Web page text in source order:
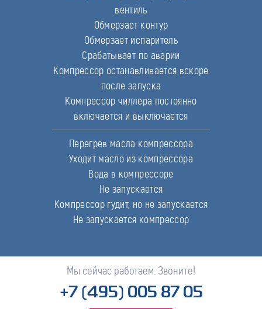
вентиль
Обмерзает контур
Обмерзает испаритель
Срабатывает по аварии
Компрессор останавливается вскоре
после запуска
Компрессор чиллера постоянно
включается и выключается
Перегрев масла компрессора
Уходит масло из компрессора
Вода в компрессоре
Не запускается
Компрессор гудит, но не запускается
Не запускается компрессор
Мы сейчас работаем. Звоните!
+7 (495) 005 87 05